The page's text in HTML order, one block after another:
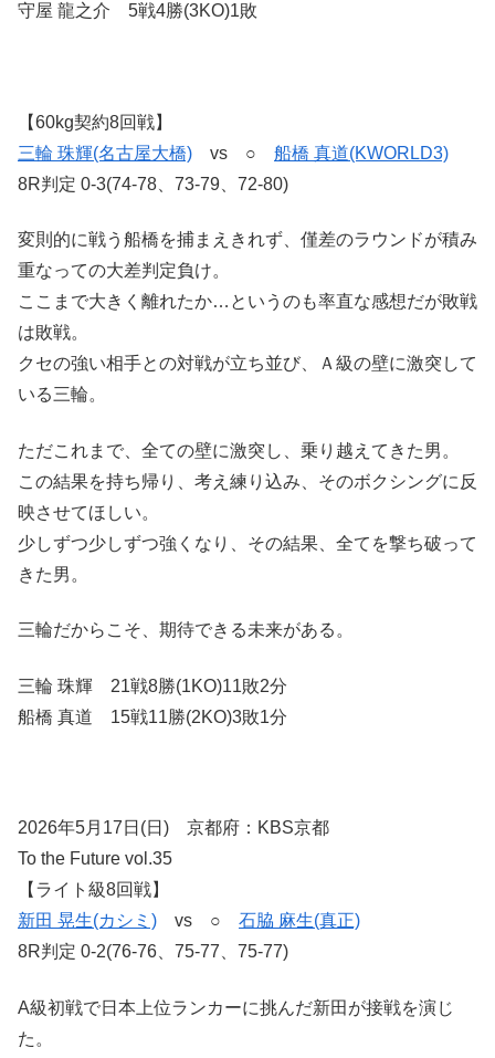
守屋 龍之介 5戦4勝(3KO)1敗
【60kg契約8回戦】
三輪 珠輝(名古屋大橋) vs ○ 船橋 真道(KWORLD3)
8R判定 0-3(74-78、73-79、72-80)
変則的に戦う船橋を捕まえきれず、僅差のラウンドが積み
重なっての大差判定負け。
ここまで大きく離れたか…というのも率直な感想だが敗戦
は敗戦。
クセの強い相手との対戦が立ち並び、Ａ級の壁に激突して
いる三輪。
ただこれまで、全ての壁に激突し、乗り越えてきた男。
この結果を持ち帰り、考え練り込み、そのボクシングに反
映させてほしい。
少しずつ少しずつ強くなり、その結果、全てを撃ち破って
きた男。
三輪だからこそ、期待できる未来がある。
三輪 珠輝 21戦8勝(1KO)11敗2分
船橋 真道 15戦11勝(2KO)3敗1分
2026年5月17日(日) 京都府：KBS京都
To the Future vol.35
【ライト級8回戦】
新田 晃生(カシミ) vs ○ 石脇 麻生(真正)
8R判定 0-2(76-76、75-77、75-77)
A級初戦で日本上位ランカーに挑んだ新田が接戦を演じ
た。